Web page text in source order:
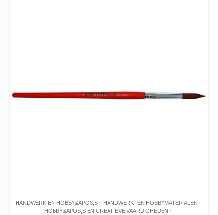
HANDWERK EN HOBBY&APOS;S
HANDWERK- EN HOBBYMATERIALEN
HOBBY&APOS;S EN CREATIEVE VAARDIGHEDEN